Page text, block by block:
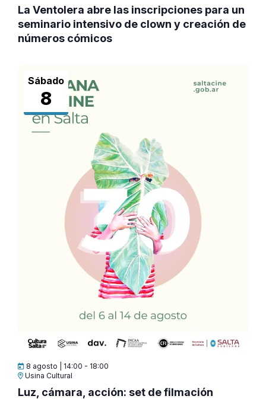
La Ventolera abre las inscripciones para un
seminario intensivo de clown y creación de
números cómicos
Sábado
8
8 agosto | 14:00 - 18:00
Usina Cultural
Luz, cámara, acción: set de filmación